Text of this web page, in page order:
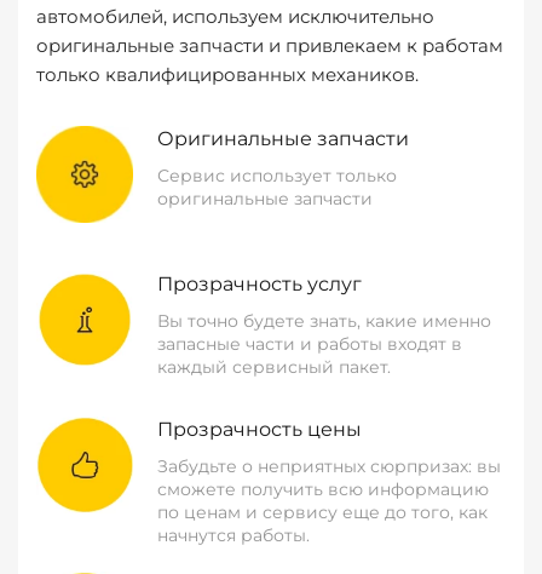
автомобилей, используем исключительно
оригинальные запчасти и привлекаем к работам
только квалифицированных механиков.
Оригинальные запчасти
Сервис использует только
оригинальные запчасти
Прозрачность услуг
Вы точно будете знать, какие именно
запасные части и работы входят в
каждый сервисный пакет.
Прозрачность цены
Забудьте о неприятных сюрпризах: вы
сможете получить всю информацию
по ценам и сервису еще до того, как
начнутся работы.